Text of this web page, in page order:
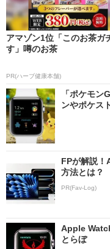
アマゾン1位「このお茶ガ
す」噂のお茶
PR(ハーブ健康本舗)
「ポケモ
ンやポケス
FPが解説！
方法とは？
PR(Fav-Log)
Apple
とらぼ